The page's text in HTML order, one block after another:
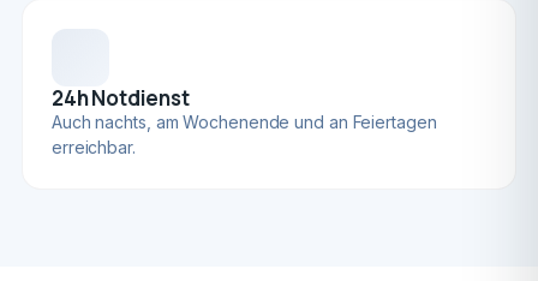
24h Notdienst
Auch nachts, am Wochenende und an Feiertagen
erreichbar.